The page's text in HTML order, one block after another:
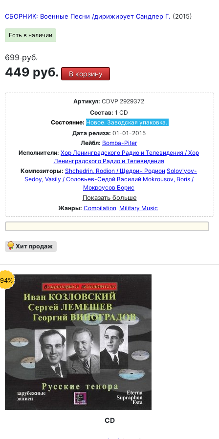
СБОРНИК: Военные Песни /дирижирует Сандлер Г. (2015)
Есть в наличии
699руб.
449 руб. В корзину
Артикул: CDVP 2929372
Состав: 1 CD
Состояние: Новое. Заводская упаковка.
Дата релиза: 01-01-2015
Лейбл: Bomba-Piter
Исполнители: Хор Ленинградского Радио и Телевидения / Хор
Ленинградского Радио и Телевидения
Композиторы: Shchedrin, Rodion / Щедрин Родион Solov'yov-
Sedoy, Vasily / Соловьев-Седой Василий Mokrousov, Boris /
Мокроусов Борис
Показать больше
Жанры: Compilation Military Music
Хит продаж
CD